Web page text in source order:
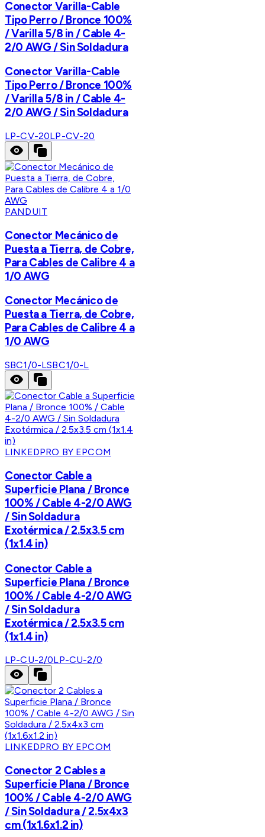
Conector Varilla-Cable
Tipo Perro / Bronce 100%
/ Varilla 5/8 in / Cable 4-
2/0 AWG / Sin Soldadura
Conector Varilla-Cable
Tipo Perro / Bronce 100%
/ Varilla 5/8 in / Cable 4-
2/0 AWG / Sin Soldadura
LP-CV-20LP-CV-20
PANDUIT
Conector Mecánico de
Puesta a Tierra, de Cobre,
Para Cables de Calibre 4 a
1/0 AWG
Conector Mecánico de
Puesta a Tierra, de Cobre,
Para Cables de Calibre 4 a
1/0 AWG
SBC1/0-LSBC1/0-L
LINKEDPRO BY EPCOM
Conector Cable a
Superficie Plana / Bronce
100% / Cable 4-2/0 AWG
/ Sin Soldadura
Exotérmica / 2.5x3.5 cm
(1x1.4 in)
Conector Cable a
Superficie Plana / Bronce
100% / Cable 4-2/0 AWG
/ Sin Soldadura
Exotérmica / 2.5x3.5 cm
(1x1.4 in)
LP-CU-2/0LP-CU-2/0
LINKEDPRO BY EPCOM
Conector 2 Cables a
Superficie Plana / Bronce
100% / Cable 4-2/0 AWG
/ Sin Soldadura / 2.5x4x3
cm (1x1.6x1.2 in)